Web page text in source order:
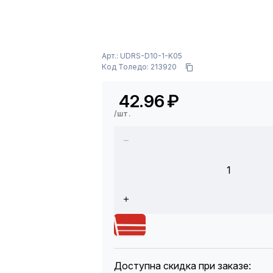
Арт.: UDRS-D10-1-K05
Код Толедо: 213920
42.96₽
/шт.
1
Доступна скидка при заказе: